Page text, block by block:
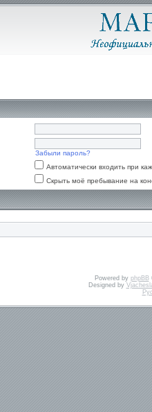
Забыли пароль?
Автоматически входить при
Скрыть моё пребывание на
Powered by phpBB
Designed by